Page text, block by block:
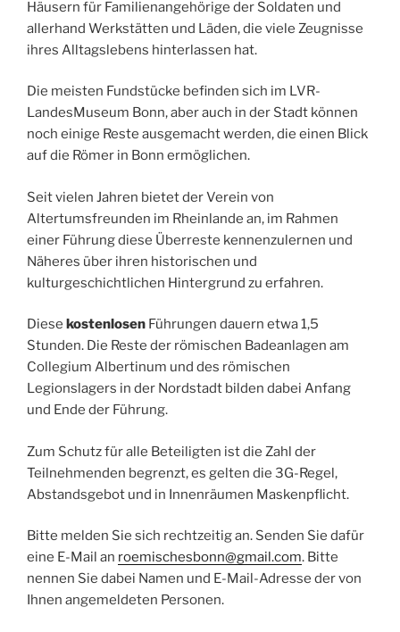
Häusern für Familienangehörige der Soldaten und
allerhand Werkstätten und Läden, die viele Zeugnisse
ihres Alltagslebens hinterlassen hat.
Die meisten Fundstücke befinden sich im LVR-
LandesMuseum Bonn, aber auch in der Stadt können
noch einige Reste ausgemacht werden, die einen Blick
auf die Römer in Bonn ermöglichen.
Seit vielen Jahren bietet der Verein von
Altertumsfreunden im Rheinlande an, im Rahmen
einer Führung diese Überreste kennenzulernen und
Näheres über ihren historischen und
kulturgeschichtlichen Hintergrund zu erfahren.
Diese kostenlosen Führungen dauern etwa 1,5
Stunden. Die Reste der römischen Badeanlagen am
Collegium Albertinum und des römischen
Legionslagers in der Nordstadt bilden dabei Anfang
und Ende der Führung.
Zum Schutz für alle Beteiligten ist die Zahl der
Teilnehmenden begrenzt, es gelten die 3G-Regel,
Abstandsgebot und in Innenräumen Maskenpflicht.
Bitte melden Sie sich rechtzeitig an. Senden Sie dafür
eine E-Mail an roemischesbonn@gmail.com. Bitte
nennen Sie dabei Namen und E-Mail-Adresse der von
Ihnen angemeldeten Personen.